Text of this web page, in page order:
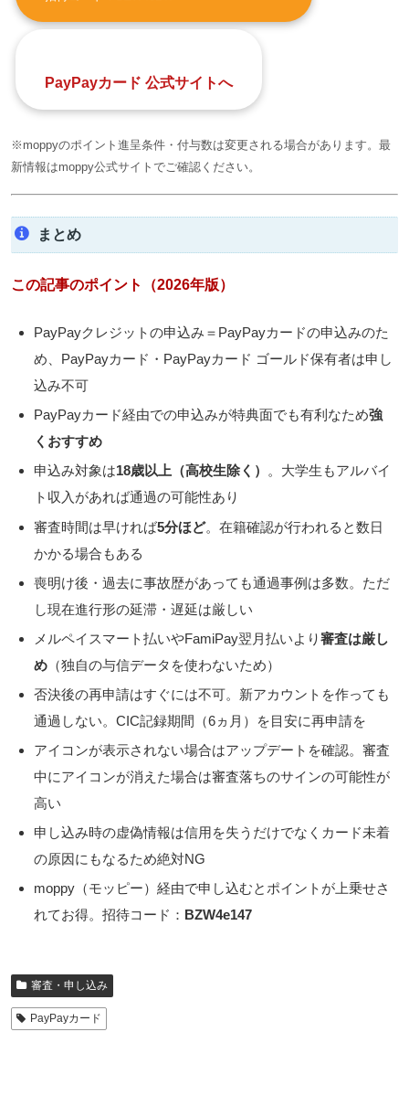
PayPayカード 公式サイトへ
※moppyのポイント進呈条件・付与数は変更される場合があります。最
新情報はmoppy公式サイトでご確認ください。
まとめ
この記事のポイント（2026年版）
PayPayクレジットの申込み＝PayPayカードの申込みのた
め、PayPayカード・PayPayカード ゴールド保有者は申し
込み不可
PayPayカード経由での申込みが特典面でも有利なため強
くおすすめ
申込み対象は18歳以上（高校生除く） 。大学生もアルバイ
ト収入があれば通過の可能性あり
審査時間は早ければ5分ほど。在籍確認が行われると数日
かかる場合もある
喪明け後・過去に事故歴があっても通過事例は多数。ただ
し現在進行形の延滞・遅延は厳しい
メルペイスマート払いやFamiPay翌月払いより審査は厳し
め （独自の与信データを使わないため）
否決後の再申請はすぐには不可。新アカウントを作っても
通過しない。CIC記録期間（6ヵ月）を目安に再申請を
アイコンが表示されない場合はアップデートを確認。審査
中にアイコンが消えた場合は審査落ちのサインの可能性が
高い
申し込み時の虚偽情報は信用を失うだけでなく カード未着
の原因にもなるため絶対NG
moppy（モッピー）経由で申し込むとポイントが上乗せさ
れてお得。招待コード： BZW4e147
審査・申し込み
PayPayカード